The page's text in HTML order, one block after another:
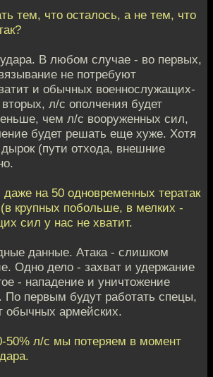
тем, что осталось, а не тем, что
В любом случае - во первых,
не потребуют
и обычных военнослужащих-
л/с ополчения будет
чем л/с вооруженных сил,
будет решать еще хуже. Хотя
(пути отхода, внешние
на 50 одновременных тератак
крупных побольше, в мелких -
сил у нас не хватит.
данные. Атака - слишком
Одно дело - захват и удержание
- нападение и уничтожение
По первым будут работать спецы,
обычных армейских.
50% л/с мы потеряем в момент